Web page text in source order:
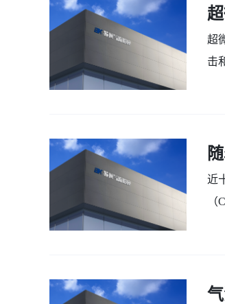
超
击
近